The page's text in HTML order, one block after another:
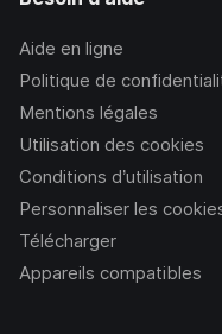
Aide en ligne
Politique de
Mentions légales
Utilisation des cookies
Conditions d’utilisation
Personnaliser les
Télécharger
Appareils compatibles